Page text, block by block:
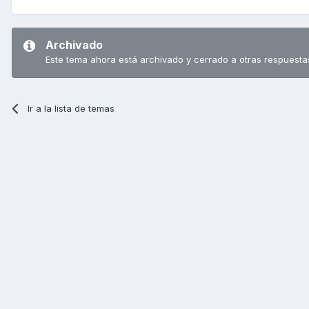
Archivado
Este tema ahora está archivado y cerrado a otras
Ir a la lista de temas